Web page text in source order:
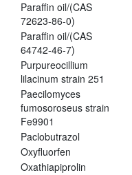
Paraffin oil/(CAS
72623-86-0)
Paraffin oil/(CAS
64742-46-7)
Purpureocillium
lilacinum strain 251
Paecilomyces
fumosoroseus strain
Fe9901
Paclobutrazol
Oxyfluorfen
Oxathiapiprolin